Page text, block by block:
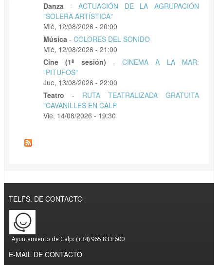
Danza
-ACTUACIÓN DE LA AGRUPACIÓN
"SOLERA ARTÍSTICA"
Mié, 12/08/2026 - 20:00
Música - COLORES DEL SONIDO
Mié, 12/08/2026 - 21:00
Cine (1ª sesión)
-CINEMA A LA MAR:
"PITUFOS"
Jue, 13/08/2026 - 22:00
Teatro
- RUTA TEATRALIZADA GRATUITA
"CAVANILLES EN CALP
Vie, 14/08/2026 - 19:30
TELFS. DE CONTACTO
Ayuntamiento de Calp: (+34) 965 833 600
E-MAIL DE CONTACTO